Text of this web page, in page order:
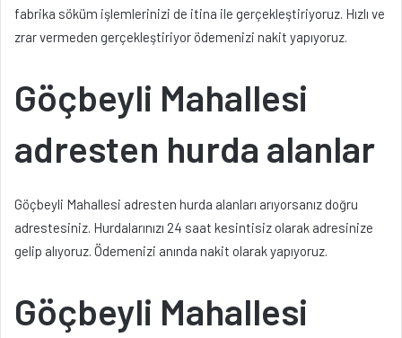
fabrika söküm işlemlerinizi de itina ile gerçekleştiriyoruz. Hızlı ve
zrar vermeden gerçekleştiriyor ödemenizi nakit yapıyoruz.
Göçbeyli Mahallesi
adresten hurda alanlar
Göçbeyli Mahallesi adresten hurda alanları arıyorsanız doğru
adrestesiniz. Hurdalarınızı 24 saat kesintisiz olarak adresinize
gelip alıyoruz. Ödemenizi anında nakit olarak yapıyoruz.
Göçbeyli Mahallesi